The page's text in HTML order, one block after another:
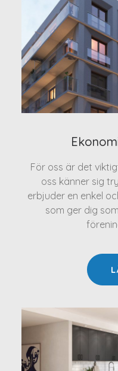
För oss är det
oss känner sig
erbjuder en enkel
som ger dig